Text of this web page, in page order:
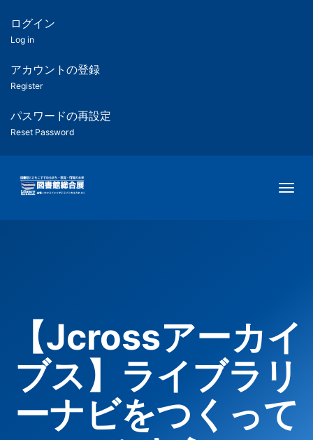
ツ
匿
名
ユ
ー
ー
用
メ
ー
ログイン
Log in
アカウントの登録
Register
パスワードの再設定
Reset Password
【Jcrossアーカイ
ブス】ライブラリ
ーナビをつくって